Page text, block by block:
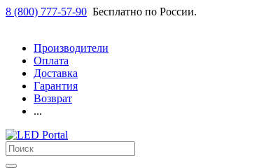
8 (800) 777-57-90 Бесплатно по России.
Производители
Оплата
Доставка
Гарантия
Возврат
...